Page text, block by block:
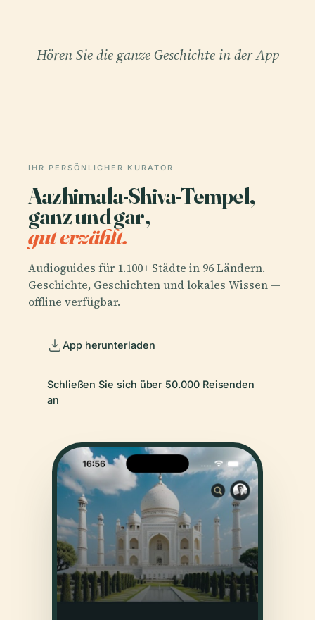
Hören Sie die ganze Geschichte in der App
IHR PERSÖNLICHER KURATOR
Aazhimala-Shiva-Tempel,
ganz und gar,
gut erzählt.
Audioguides für 1.100+ Städte in 96 Ländern.
Geschichte, Geschichten und lokales Wissen —
offline verfügbar.
App herunterladen
Schließen Sie sich über 50.000 Reisenden
an